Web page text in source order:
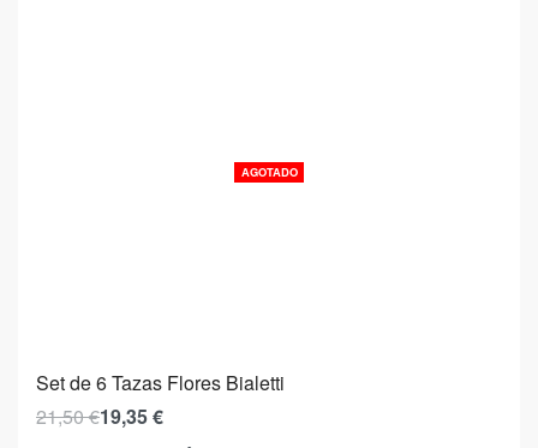
AGOTADO
Set de 6 Tazas Flores Bialetti
21,50€19,35€